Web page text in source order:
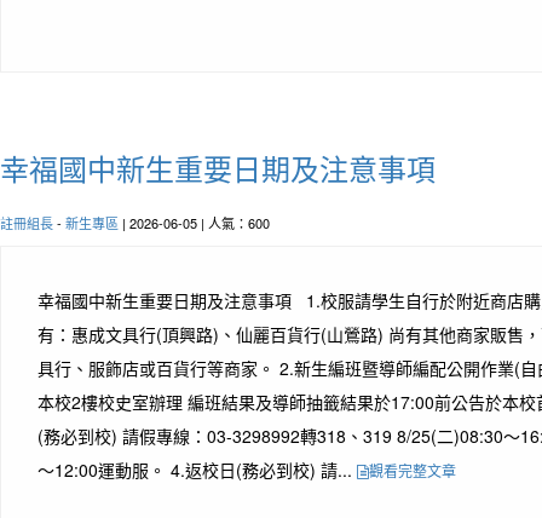
幸福國中新生重要日期及注意事項
註冊組長- 新生專區 | 2026-06-05 | 人氣：600
幸福國中新生重要日期及注意事項 1.校服請學生自行於附近商店
有：惠成文具行(頂興路)、仙麗百貨行(山鶯路) 尚有其他商家販售
具行、服飾店或百貨行等商家。 2.新生編班暨導師編配公開作業(
本校2樓校史室辦理 編班結果及導師抽籤結果於17:00前公告於本
(務必到校) 請假專線：03-3298992轉318、319 8/25(二)08:30～
～12:00運動服。 4.返校日(務必到校) 請...
觀看完整文章